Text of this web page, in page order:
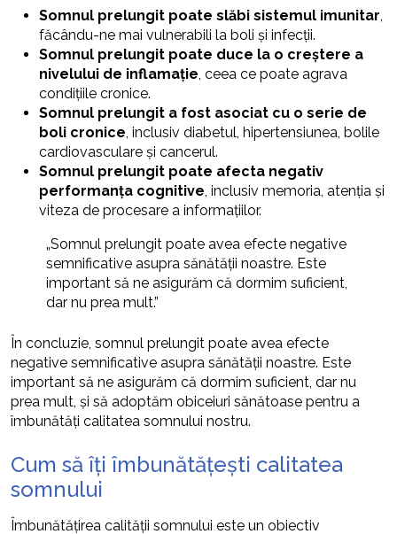
Somnul prelungit poate slăbi sistemul imunitar,
făcându-ne mai vulnerabili la boli și infecții.
Somnul prelungit poate duce la o creștere a
nivelului de inflamație, ceea ce poate agrava
condițiile cronice.
Somnul prelungit a fost asociat cu o serie de
boli cronice, inclusiv diabetul, hipertensiunea, bolile
cardiovasculare și cancerul.
Somnul prelungit poate afecta negativ
performanța cognitive, inclusiv memoria, atenția și
viteza de procesare a informațiilor.
„Somnul prelungit poate avea efecte negative
semnificative asupra sănătății noastre. Este
important să ne asigurăm că dormim suficient,
dar nu prea mult.”
În concluzie, somnul prelungit poate avea efecte
negative semnificative asupra sănătății noastre. Este
important să ne asigurăm că dormim suficient, dar nu
prea mult, și să adoptăm obiceiuri sănătoase pentru a
îmbunătăți calitatea somnului nostru.
Cum să îți îmbunătățești calitatea
somnului
Îmbunătățirea calității somnului este un obiectiv